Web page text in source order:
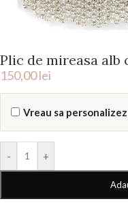
Plic de mireasa alb
150,00lei
Vreau sa
- +